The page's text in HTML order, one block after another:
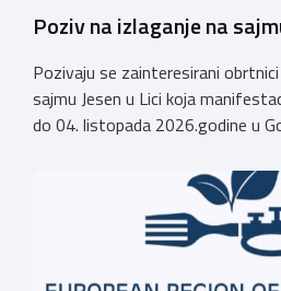
Poziv na izlaganje na
Pozivaju se zainteresirani
sajmu Jesen u Lici koja
do 04. listopada 2026.godine u
u Gospiću i prerasla je u
kulturnu i etno manifestaciju na
županije. Organizator izložbe […]